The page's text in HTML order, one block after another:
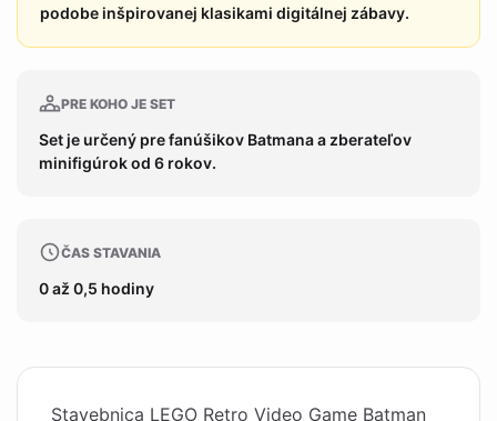
podobe inšpirovanej klasikami digitálnej zábavy.
PRE KOHO JE SET
Set je určený pre fanúšikov Batmana a zberateľov
minifigúrok od 6 rokov.
ČAS STAVANIA
0 až 0,5 hodiny
Stavebnica LEGO Retro Video Game Batman